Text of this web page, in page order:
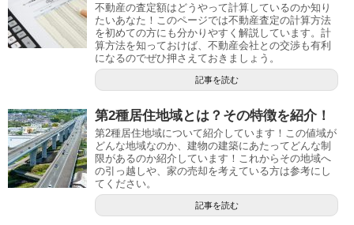
不動産の査定額はどうやって計算しているのか知り
たいあなた！このページでは不動産査定の計算方法
を初めての方にも分かりやすく解説しています。計
算方法を知っておけば、不動産会社との交渉も有利
になるのでぜひ押さえておきましょう。
記事を読む
第2種居住地域とは？その特徴を紹介！
第2種居住地域について紹介しています！この値域が
どんな地域なのか、建物の建築にあたってどんな制
限があるのか紹介しています！これからその地域へ
の引っ越しや、家の売却を考えている方は参考にし
てください。
記事を読む